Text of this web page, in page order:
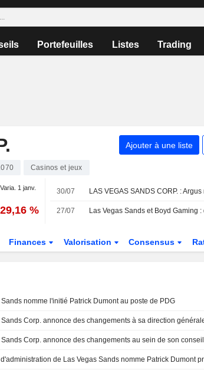
Portefeuilles Listes Trading
Ajouter à une liste
Casinos et jeux
Varia. 1 janv.
%
30/07
27/07
Finances Valorisation Consensus
Sands nomme l'initié Patrick Dumont au poste de PDG
Sands Corp. annonce des changements à sa direction